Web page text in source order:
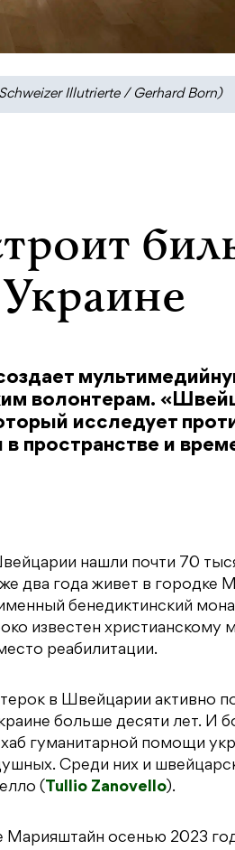
Illutrierte / Gerhard Born)
волонтерам.
исследует
пространстве и
нашли почти 70
два года живет в городке
бенедиктинский
известен христианскому
реабилитации.
в Швейцарии активно
больше десяти лет. И
гуманитарной помощи
Среди них и
(
Tullio Zanovello).
осенью 2023